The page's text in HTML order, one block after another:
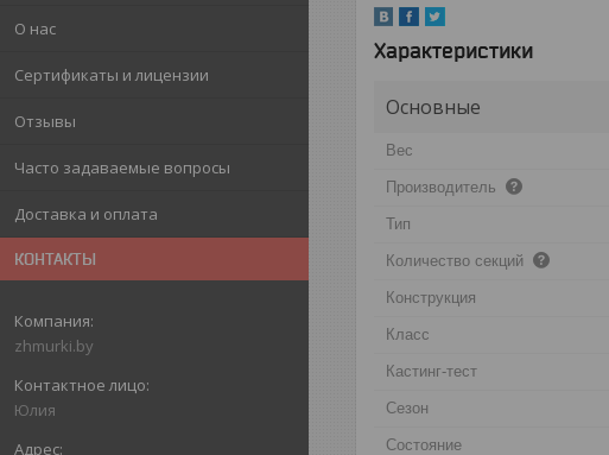
О нас
Сертификаты и лицензии
Отзывы
Часто задаваемые вопросы
Доставка и оплата
КОНТАКТЫ
zhmurki.by
Юлия
Характеристики
Основные
Вес
Производитель
Тип
Количество секций
Конструкция
Класс
Кастинг-тест
Сезон
Состояние